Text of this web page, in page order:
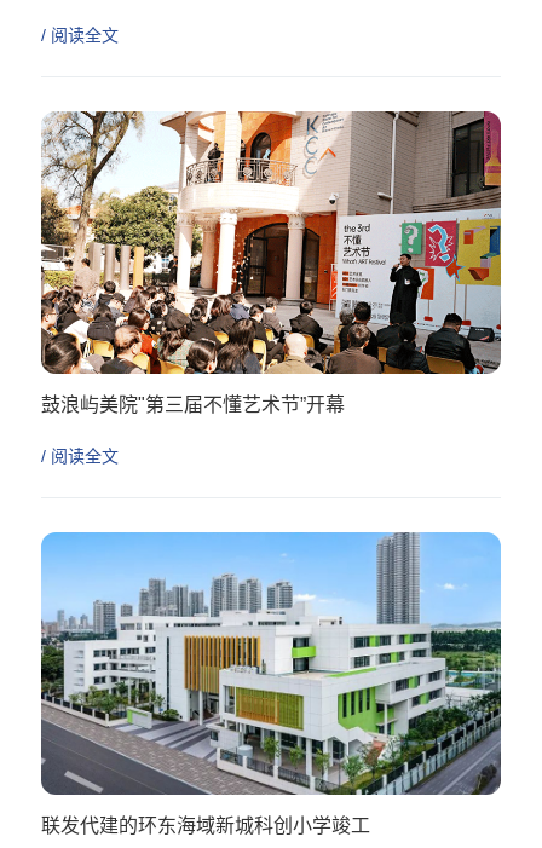
/ 阅读全文
鼓浪屿美院"第三届不懂艺术节”开幕
/ 阅读全文
联发代建的环东海域新城科创小学竣工